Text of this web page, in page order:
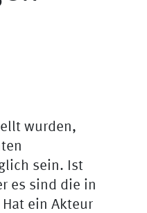
wurden,
sein. Ist
es sind die in
ein Akteur